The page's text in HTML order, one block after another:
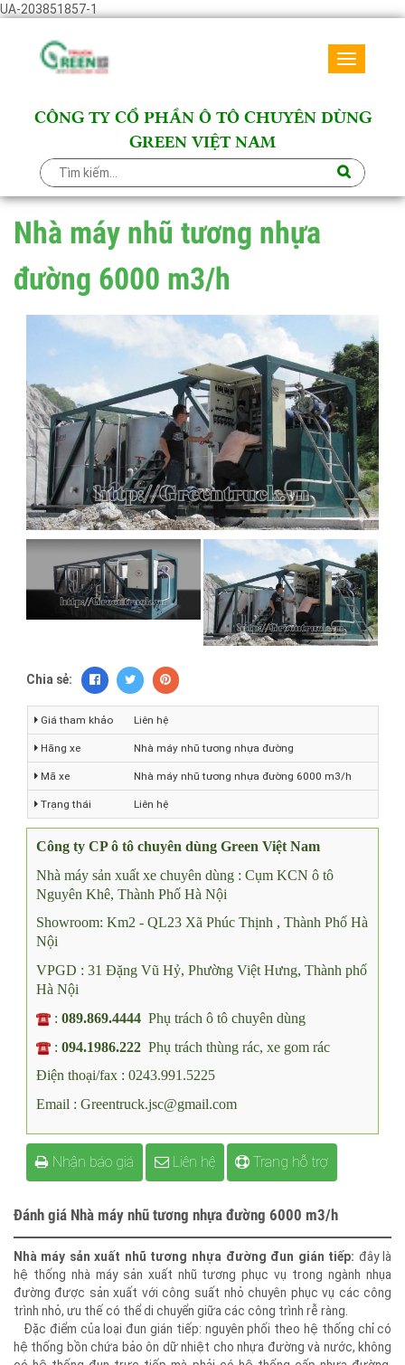
UA-203851857-1
Toggle
CÔNG TY CỔ PHẦN Ô TÔ CHUYÊN DÙNG
GREEN VIỆT NAM
Nhà máy nhũ tương nhựa
đường 6000 m3/h
Giá tham khảo Liên hệ
Hãng xe Nhà máy nhũ tương nhựa đường
Mã xe Nhà máy nhũ tương nhựa đường 6000 m3/h
Trạng thái Liên hệ
Nhà máy sản xuất xe chuyên dùng : Cụm KCN ô tô
Showroom: Km2 - QL23 Xã Phúc Thịnh , Thành Phố Hà
VPGD : 31 Đặng Vũ Hỷ, Phường Việt Hưng, Thành phố
Hà Nội
089.869.4444 Phụ trách ô tô chuyên dùng
: 094.1986.222 Phụ trách thùng rác, xe gom rác
Điện thoại/fax : 0243.991.5225
Nhận báo giá Liên hệ Trang hỗ trợ
Đánh giá Nhà máy nhũ tương nhựa đường 6000 m3/h
Nhà máy sản xuất nhũ tương nhựa đường đun gián tiếp: đây là
hệ thống nhà máy sản xuất nhũ tương phục vụ trong ngành nhụa
đường được sản xuất với công suất nhỏ chuyên phục vụ các công
trình nhỏ, ưu thế có thể di chuyển giữa các công trình rễ ràng.
Đặc điểm của loại đun gián tiếp: nguyên phối theo hệ thống chỉ có